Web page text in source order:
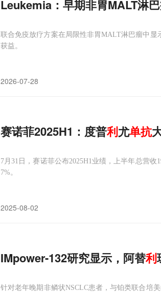
Leukemia：早期非胃MALT淋
联合免疫放疗方案在局限性非胃MALT淋巴瘤中
获益。
2026-07-28
赛诺菲2025H1：度普利尤单抗
7月31日，赛诺菲公布2025H1业绩，上半年总营
7%。
2025-08-02
IMpower-132研究显示，阿替利
针对老年晚期非鳞状NSCLC患者，与铂类联合培